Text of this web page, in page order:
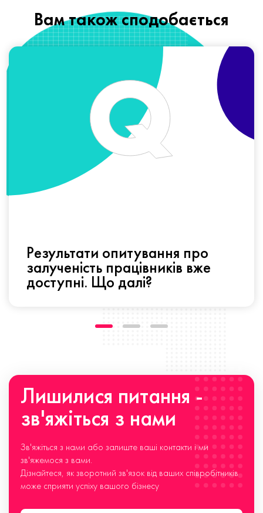
Вам також сподобається
Результати опитування про
залученість працівників вже
доступні. Що далі?
Лишилися питання -
зв'яжіться з нами
Зв'яжіться з нами або залиште ваші контакти і ми
зв'яжемося з вами.
Дізнайтеся, як зворотний зв'язок від ваших співробітників
може сприяти успіху вашого бізнесу